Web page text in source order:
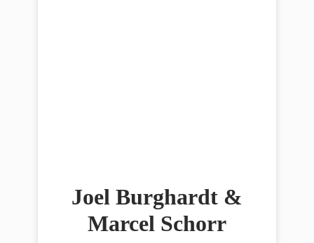
Joel Burghardt &
Marcel Schorr